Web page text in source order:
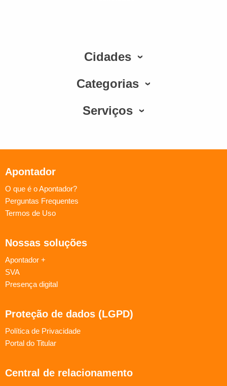
Cidades
Categorias
Serviços
Apontador
O que é o Apontador?
Perguntas Frequentes
Termos de Uso
Nossas soluções
Apontador +
SVA
Presença digital
Proteção de dados (LGPD)
Política de Privacidade
Portal do Titular
Central de relacionamento